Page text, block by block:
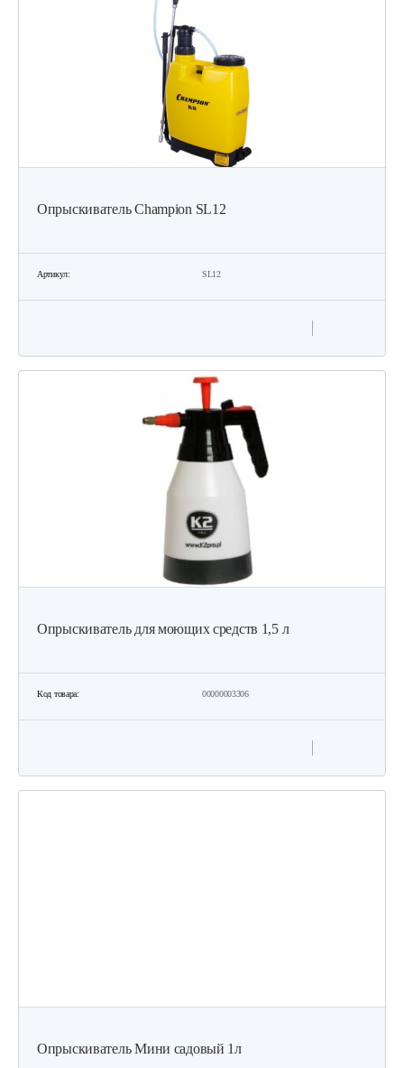
Опрыскиватель Champion SL12
Артикул: SL12
Опрыскиватель для моющих средств 1,5 л
Код товара: 00000003306
Опрыскиватель Мини садовый 1л